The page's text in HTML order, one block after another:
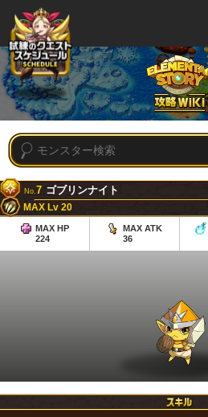
No.7 ゴブリンナイト
MAX Lv 20
MAX HP
224
MAX ATK
36